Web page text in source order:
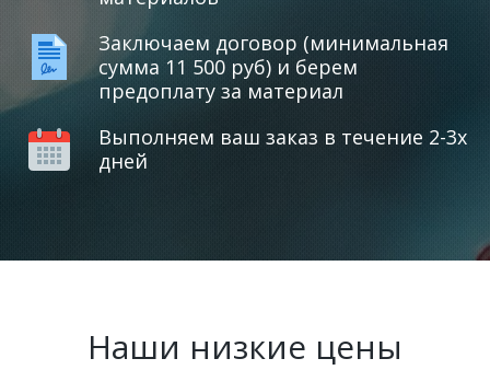
Заключаем договор (минимальная
сумма 11 500 руб) и берем
предоплату за материал
Выполняем ваш заказ в течение 2-3х
дней
Наши низкие цены